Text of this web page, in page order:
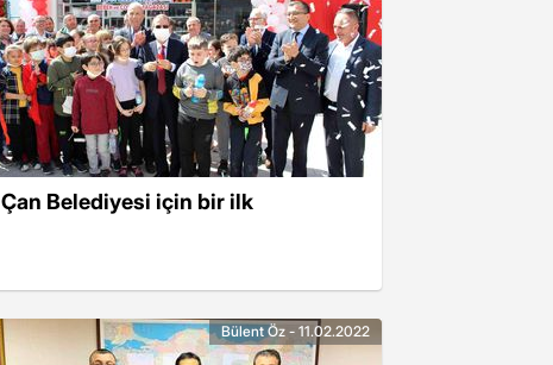
Çan Belediyesi için bir ilk
Bülent Öz - 11.02.2022